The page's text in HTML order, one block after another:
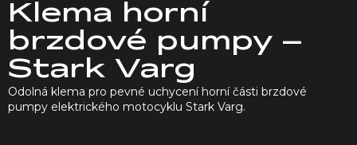
Klema horní
brzdové pumpy –
Stark Varg
Odolná klema pro pevné uchycení horní části brzdové
pumpy elektrického motocyklu Stark Varg.